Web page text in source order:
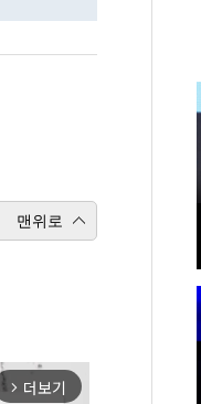
맨위로
arrow_forward_ios 더보기